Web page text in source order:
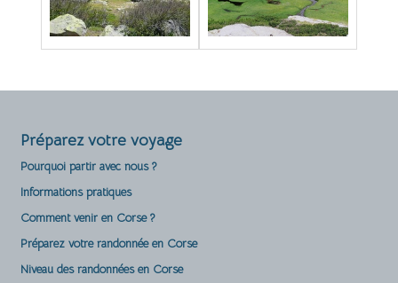
Préparez votre voyage
Pourquoi partir avec nous ?
Informations pratiques
Comment venir en Corse ?
Préparez votre randonnée en Corse
Niveau des randonnées en Corse